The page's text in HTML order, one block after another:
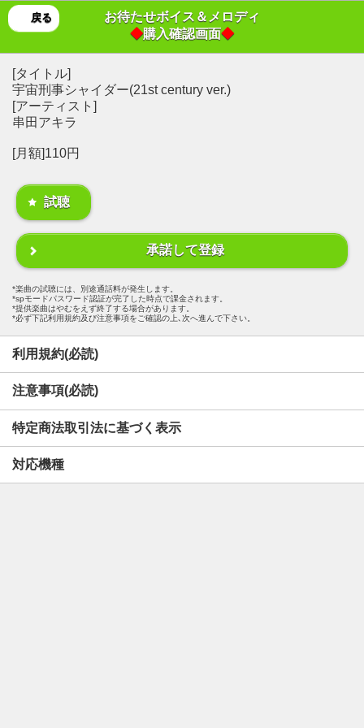
戻る
お待たせボイス＆メロディ
◆購入確認画面◆
[タイトル]
宇宙刑事シャイダー(21st century ver.)
[アーティスト]
串田アキラ
[月額]110円
試聴
承諾して登録
楽曲の試聴には、別途通話料が発生します。
spモードパスワード認証が完了した時点で課金されます。
提供楽曲はやむをえず終了する場合があります。
必ず下記利用規約及び注意事項をご確認の上､次へ進んで下さい。
利用規約(必読)
注意事項(必読)
特定商法取引法に基づく表示
対応機種